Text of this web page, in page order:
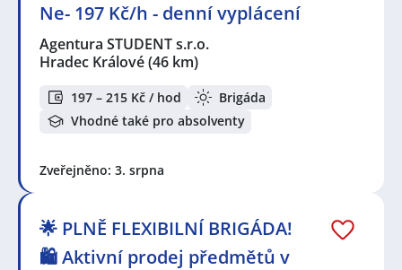
Ne- 197 Kč/h - denní vyplácení
Agentura STUDENT s.r.o.
Hradec Králové(46 km)
197 – 215 Kč / hod
Brigáda
Vhodné také pro absolventy
Zveřejněno: 3. srpna
🌟 PLNĚ FLEXIBILNÍ BRIGÁDA!
🛍️ Aktivní prodej předmětů v